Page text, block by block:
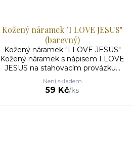
Kožený náramek "I LOVE JESUS"
(barevný)
Kožený náramek "I LOVE JESUS"
Kožený náramek s nápisem I LOVE
JESUS na stahovacím provázku...
59 Kč/ks
Není skladem